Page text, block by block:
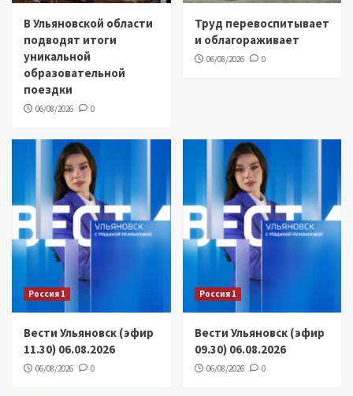
В Ульяновской области
подводят итоги
уникальной
образовательной
поездки
06/08/2026 0
Труд перевоспитывает
и облагораживает
06/08/2026 0
Россия 1
Вести Ульяновск (эфир
11.30) 06.08.2026
06/08/2026 0
Россия 1
Вести Ульяновск (эфир
09.30) 06.08.2026
06/08/2026 0